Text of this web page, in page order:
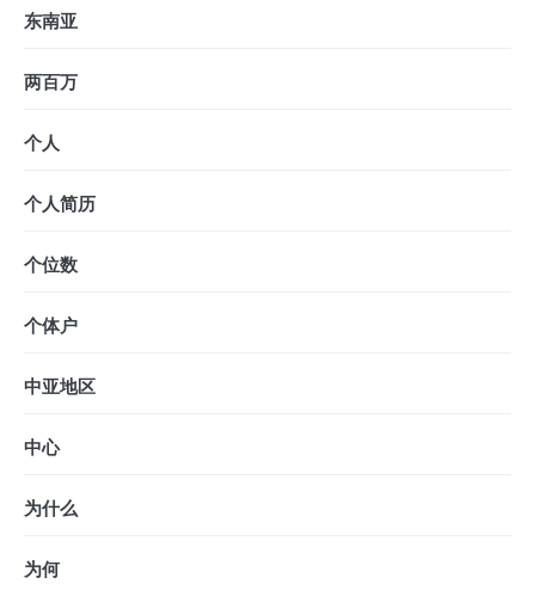
东南亚
两百万
个人
个人简历
个位数
个体户
中亚地区
中心
为什么
为何